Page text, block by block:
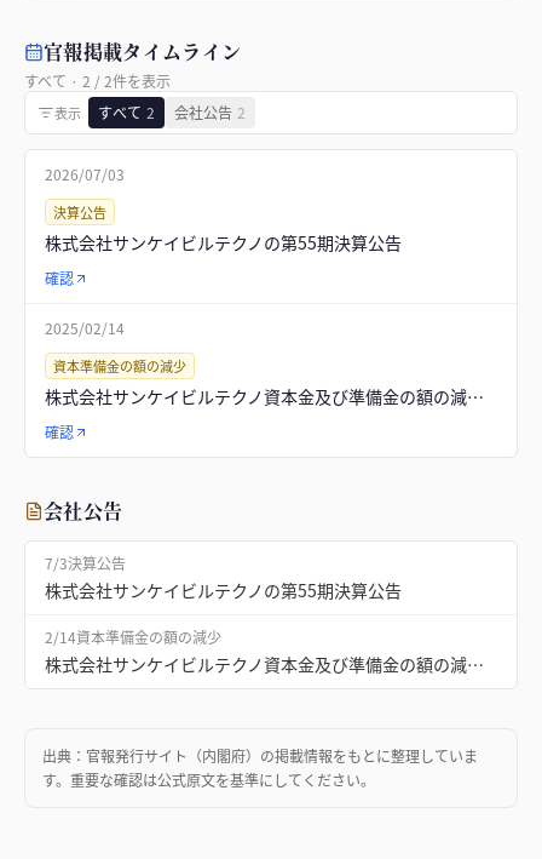
官報掲載タイムライン
すべて · 2 /2件を表示
表示 すべて 2 会社公告 2
2026/07/03
決算公告
株式会社サンケイビルテクノの第55期決算公告
確認
2025/02/14
資本準備金の額の減少
株式会社サンケイビルテクノ資本金及び準備金の額の減少公告
確認
会社公告
7/3決算公告
株式会社サンケイビルテクノの第55期決算公告
2/14資本準備金の額の減少
株式会社サンケイビルテクノ資本金及び準備金の額の減少公告
出典： 官報発行サイト（内閣府） の掲載情報をもとに整理していま
す。重要な確認は公式原文を基準にしてください。